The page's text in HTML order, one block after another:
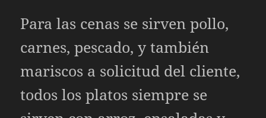
Para las cenas se sirven pollo,
carnes, pescado, y también
mariscos a solicitud del cliente,
todos los platos siempre se